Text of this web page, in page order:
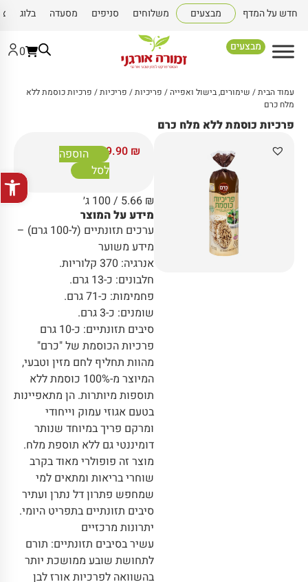
פתח
חדש על המדף מבצעים משלוחים סניפים מסעדה בלוג
מבצעים 0
עמוד הבית/ שימורים, בישול ואפייה/ פריכיות/ פריכיות/ פרכיות כוסמת ללא
מלח כרם
פרכיות כוסמת ללא מלח כרם
9.90 ₪
הוספה
לסל
5.66 ₪
/ 100 ג׳
מידע על המוצר
ערכים תזונתיים (ל-100 גרם) –
מידע משוער
אנרגיה: 370 קלוריות.
חלבונים: כ-13 גרם.
פחמימות: כ-71 גרם.
שומנים: כ-3 גרם.
סיבים תזונתיים: כ-10 גרם
פרכיות הכוסמת של "כרם"
מהוות תחליף לחם מזין וטבעי,
המיוצר מ-100% כוסמת ללא
תוספות מיותרות. הן מתאפיינות
בטעם אגוזי עמוק וייחודי
ומרקם פריך במיוחד שנותר
דומיננטי גם ללא תוספת מלח.
מוצר זה פופולרי מאוד בקרב
שוחרי בריאות ומתאים למי
שמחפש פתרון דל נתרן ועתיר
סיבים תזונתיים בתפריט היומי.
יתרונות מרכזיים
עשיר בסיבים תזונתיים: תורם
לתחושת שובע ממושכת יותר
בהשוואה לפרכיות אורז לבן